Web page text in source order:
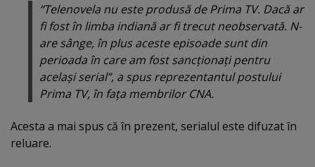
“Telenovela nu este produsă de Prima TV. Dacă ar
fi fost în limba indiană ar fi trecut neobservată. N-
are sânge, în plus aceste episoade sunt din
perioada în care am fost sancţionaţi pentru
acelaşi serial”, a spus reprezentantul postului
Prima TV, în faţa membrilor CNA.
Acesta a mai spus că în prezent, serialul este difuzat în
reluare.